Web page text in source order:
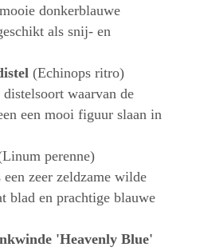
donkerblauwe
als snij- en
(Echinops ritro)
waarvan de
een mooi figuur slaan in
perenne)
zeer zeldzame wilde
blad en prachtige blauwe
'Heavenly Blue'